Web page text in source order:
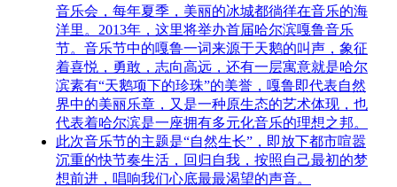
音乐会，每年夏季，美丽的冰城都徜徉在音乐的海
洋里。2013年，这里将举办首届哈尔滨嘎鲁音乐
节。音乐节中的嘎鲁一词来源于天鹅的叫声，象征
着喜悦，勇敢，志向高远，还有一层寓意就是哈尔
滨素有“天鹅项下的珍珠”的美誉，嘎鲁即代表自然
界中的美丽乐章，又是一种原生态的艺术体现，也
代表着哈尔滨是一座拥有多元化音乐的理想之邦。
此次音乐节的主题是“自然生长”，即放下都市喧嚣
沉重的快节奏生活，回归自我，按照自己最初的梦
想前进，唱响我们心底最最渴望的声音。